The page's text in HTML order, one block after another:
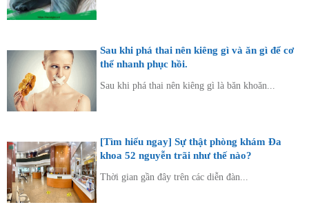
Sau khi phá thai nên kiêng gì và ăn gì để cơ
thể nhanh phục hồi.
Sau khi phá thai nên kiêng gì là băn khoăn...
[Tìm hiểu ngay] Sự thật phòng khám Đa
khoa 52 nguyễn trãi như thế nào?
Thời gian gần đây trên các diễn đàn...